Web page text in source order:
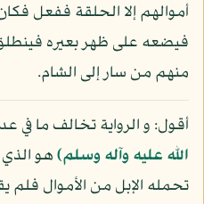
أموالهم إلا الحلقة ففعل
فيضعه على ظهر بعيره
منهم من سار إلى الشام.
أقول: و الرواية تخالف ما في
الله عليه وآله وسلم)هو
تحمله الإبل من الأموال فلم